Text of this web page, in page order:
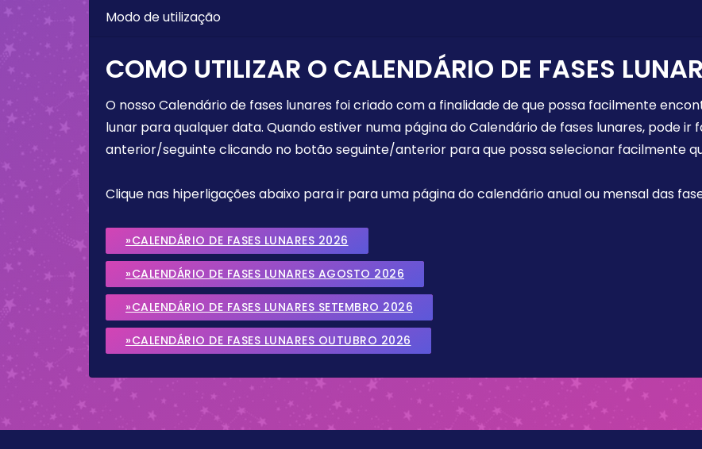
Modo de utilização
COMO UTILIZAR O CALENDÁRIO DE FASES
O nosso Calendário de fases lunares foi criado com a finalidade de que possa facilmente
lunar para qualquer data. Quando estiver numa página do Calendário de fases lunares, pode ir
anterior/seguinte clicando no botão seguinte/anterior para que possa selecionar facilmente
Clique nas hiperligações abaixo para ir para uma página do calendário anual ou mensal das
»CALENDÁRIO DE FASES LUNARES 2026
»CALENDÁRIO DE FASES LUNARES AGOSTO 2026
»CALENDÁRIO DE FASES LUNARES SETEMBRO 2026
»CALENDÁRIO DE FASES LUNARES OUTUBRO 2026